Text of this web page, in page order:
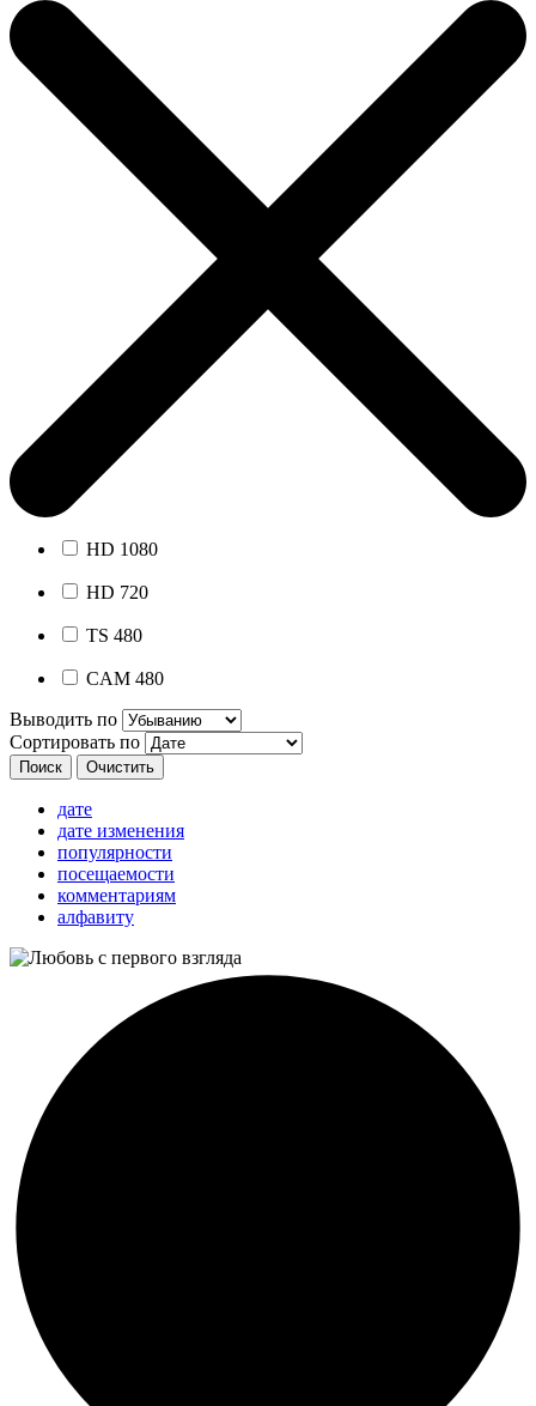
HD 1080
HD 720
TS 480
CAM 480
Выводить по
Сортировать по
дате
дате изменения
популярности
посещаемости
комментариям
алфавиту